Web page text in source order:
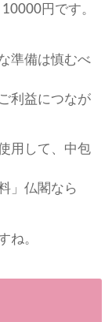
円です。
準備は慎むべ
利益につなが
用して、中包
」仏閣なら
ね。